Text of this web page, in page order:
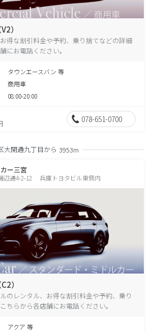
）
得な割引料金や予約、乗り捨てなどの詳細
にお電話ください。
タウンエースバン 等
商用車
08:00-20:00
078-651-0700
大開通九丁目から 3953m
ー三宮
辺通4-2-12 兵庫トヨタビル東側内
）
のレンタル、お得な割引料金や予約、乗り
ちらから各店舗にお電話ください。
アクア 等